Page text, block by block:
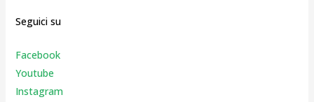
Seguici su
Facebook
Youtube
Instagram